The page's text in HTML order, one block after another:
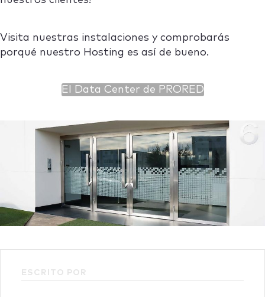
Visita nuestras instalaciones y comprobarás
porqué nuestro Hosting es así de bueno.
El Data Center de PRORED
ESCRITO POR